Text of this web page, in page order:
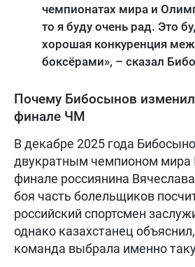
чемпионатах мира и
то я буду очень рад. Это
хорошая конкуренция
боксёрами», – сказал
Почему Бибосынов изменил
финале ЧМ
В декабре 2025 года
двукратным чемпионом мира
финале россиянина
боя часть болельщиков
российский спортсмен
однако казахстанец
команда выбрала именно